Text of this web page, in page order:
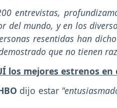
entrevistas,
del mundo, y en los
resentidas han
que no tienen
los mejores estrenos
dijo estar